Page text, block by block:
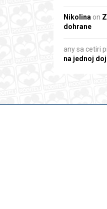
Nikolina on
dohrane
any sa cetiri
na jednoj